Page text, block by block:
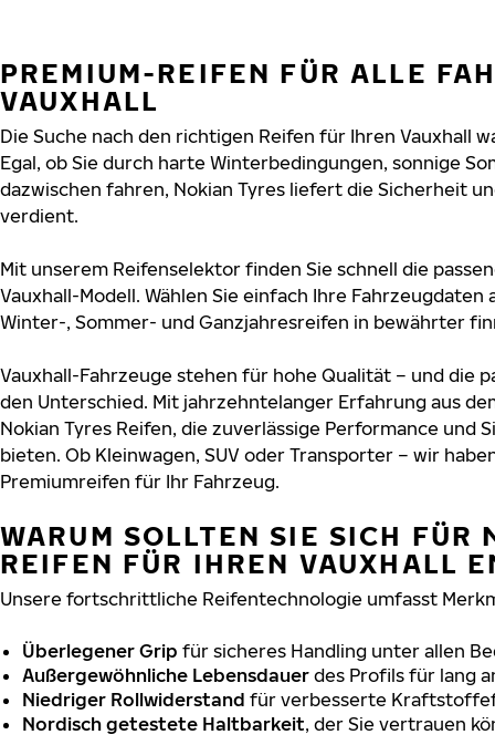
PREMIUM-REIFEN FÜR ALLE
VAUXHALL
Die Suche nach den richtigen Reifen für Ihren Vauxhall
Egal, ob Sie durch harte Winterbedingungen, sonnige
dazwischen fahren, Nokian Tyres liefert die Sicherheit
verdient.
Mit unserem Reifenselektor finden Sie schnell die
Vauxhall-Modell. Wählen Sie einfach Ihre Fahrzeugdaten
Winter-, Sommer- und Ganzjahresreifen in bewährter
Vauxhall-Fahrzeuge stehen für hohe Qualität – und die
den Unterschied. Mit jahrzehntelanger Erfahrung aus
Nokian Tyres Reifen, die zuverlässige Performance und
bieten. Ob Kleinwagen, SUV oder Transporter – wir
Premiumreifen für Ihr Fahrzeug.
WARUM SOLLTEN SIE SICH FÜR
REIFEN FÜR IHREN VAUXHALL
Unsere fortschrittliche Reifentechnologie umfasst
Überlegener Grip für sicheres Handling unter allen
Außergewöhnliche Lebensdauer des Profils für lang
Niedriger Rollwiderstand für verbesserte
Nordisch getestete Haltbarkeit, der Sie vertrauen